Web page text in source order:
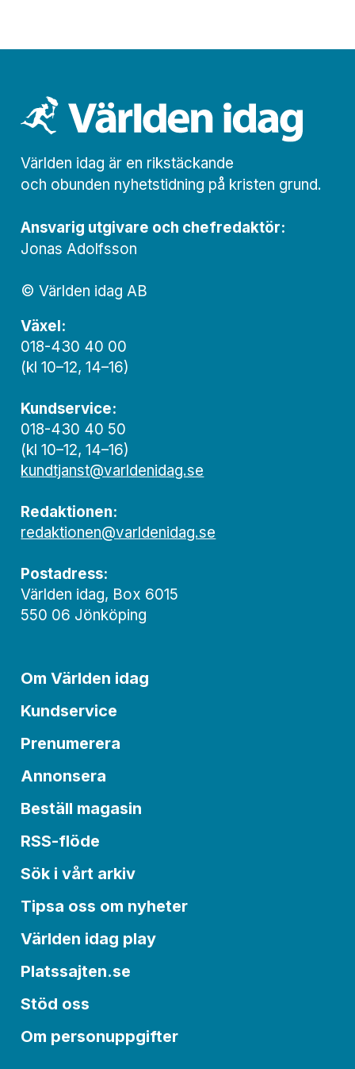
Världen idag är en rikstäckande
och obunden nyhets­­­tidning på kristen grund.
Ansvarig utgivare och chef­redaktör:
Jonas Adolfsson
© Världen idag AB
Växel:
018-430 40 00
(kl 10–12, 14–16)
Kundservice:
018-430 40 50
(kl 10–12, 14–16)
kundtjanst@varldenidag.se
Redaktionen:
redaktionen@varldenidag.se
Postadress:
Världen idag, Box 6015
550 06 Jönköping
Om Världen idag
Kundservice
Prenumerera
Annonsera
Beställ magasin
RSS-flöde
Sök i vårt arkiv
Tipsa oss om nyheter
Världen idag play
Platssajten.se
Stöd oss
Om personuppgifter